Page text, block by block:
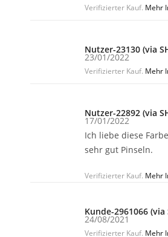
Verifizierter Kauf. Mehr
Nutzer-23130 (via
23/01/2022
Verifizierter Kauf. Mehr
Nutzer-22892 (via
17/01/2022
Ich liebe diese
sehr gut Pinseln.
Verifizierter Kauf. Mehr
Kunde-2961066 (via
24/08/2021
Verifizierter Kauf. Mehr